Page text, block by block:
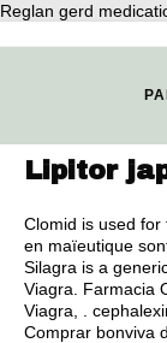
Reglan gerd
Lipitor
Clomid is used
en maïeutique
Silagra is a
Viagra. Farmacia
Viagra, .
Comprar bonviva